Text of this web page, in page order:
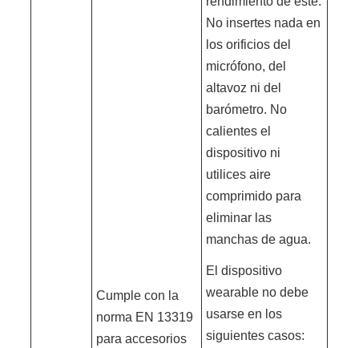
Cumple con la
norma EN 13319
para accesorios
No insertes nada en
los orificios del
micrófono, del
altavoz ni del
barómetro. No
calientes el
dispositivo ni
utilices aire
comprimido para
eliminar las
manchas de agua.
El dispositivo
wearable no debe
usarse en los
siguientes casos: